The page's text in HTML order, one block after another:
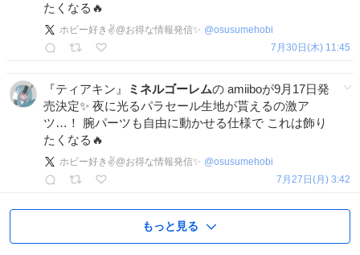
たくなる🔥
ホビー好き✌️@お得な情報発信✨ @osusumehobi
7月30日(木) 11:45
『ティアキン』 ミネルゴーレムの amiiboが9月17日発
売決定✨ 夜に光るパラセール生地が貰えるの激ア
ツ…！ 腕パーツも自由に動かせる仕様で これは飾り
たくなる🔥
ホビー好き✌️@お得な情報発信✨ @osusumehobi
7月27日(月) 3:42
もっと見る